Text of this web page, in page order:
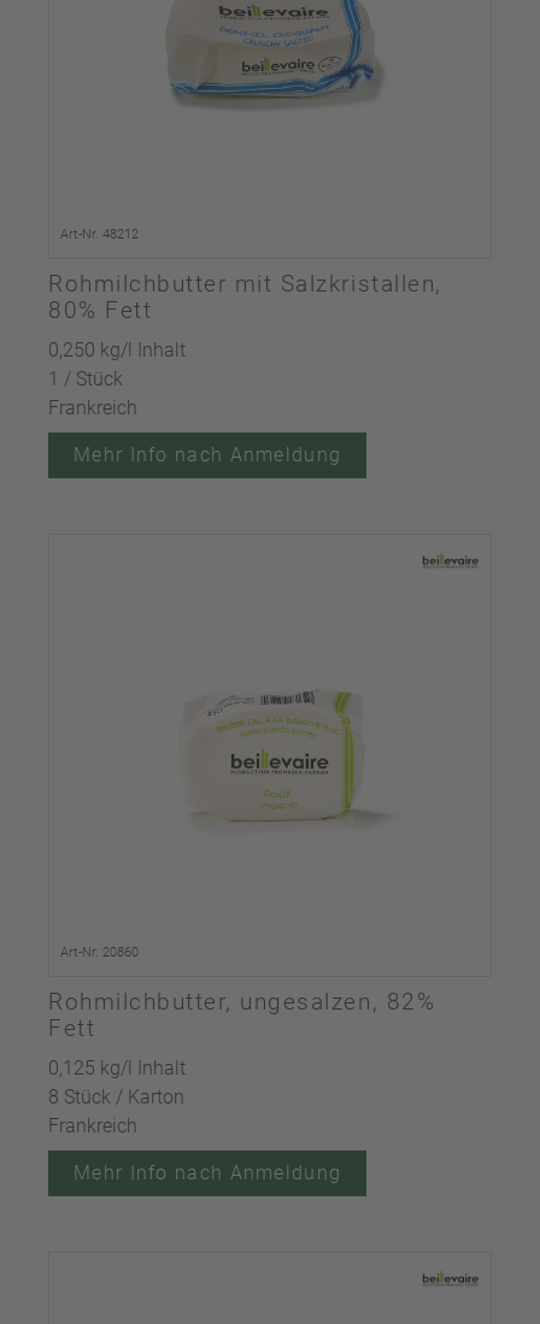
Art-Nr. 48212
Rohmilchbutter mit Salzkristallen,
80% Fett
0,250 kg/l Inhalt
1 / Stück
Frankreich
Mehr Info nach Anmeldung
Art-Nr. 20860
Rohmilchbutter, ungesalzen, 82%
Fett
0,125 kg/l Inhalt
8 Stück / Karton
Frankreich
Mehr Info nach Anmeldung